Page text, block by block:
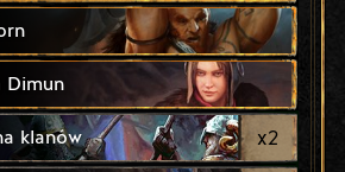
Dimun
klanów x2